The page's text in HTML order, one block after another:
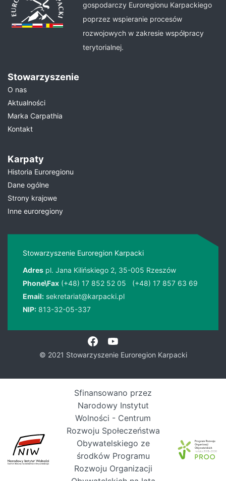
gospodarczy Euroregionu Karpackiego
poprzez wspieranie procesów
rozwojowych w zakresie współpracy
terytorialnej.
Stowarzyszenie
O nas
Aktualności
Marka Carpathia
Kontakt
Karpaty
Historia Euroregionu
Dane ogólne
Strony krajowe
Inne euroregiony
Stowarzyszenie Euroregion Karpacki
Adres pl. Jana Kilińskiego 2, 35-005 Rzeszów
Phone\Fax (+48) 17 852 52 05
(+48) 17 857 63 69
Email: sekretariat@karpacki.pl
NIP: 813-32-05-337
© 2021 Stowarzyszenie Euroregion Karpacki
Sfinansowano przez
Narodowy Instytut
Wolności - Centrum
Rozwoju Społeczeństwa
Obywatelskiego ze
środków Programu
Rozwoju Organizacji